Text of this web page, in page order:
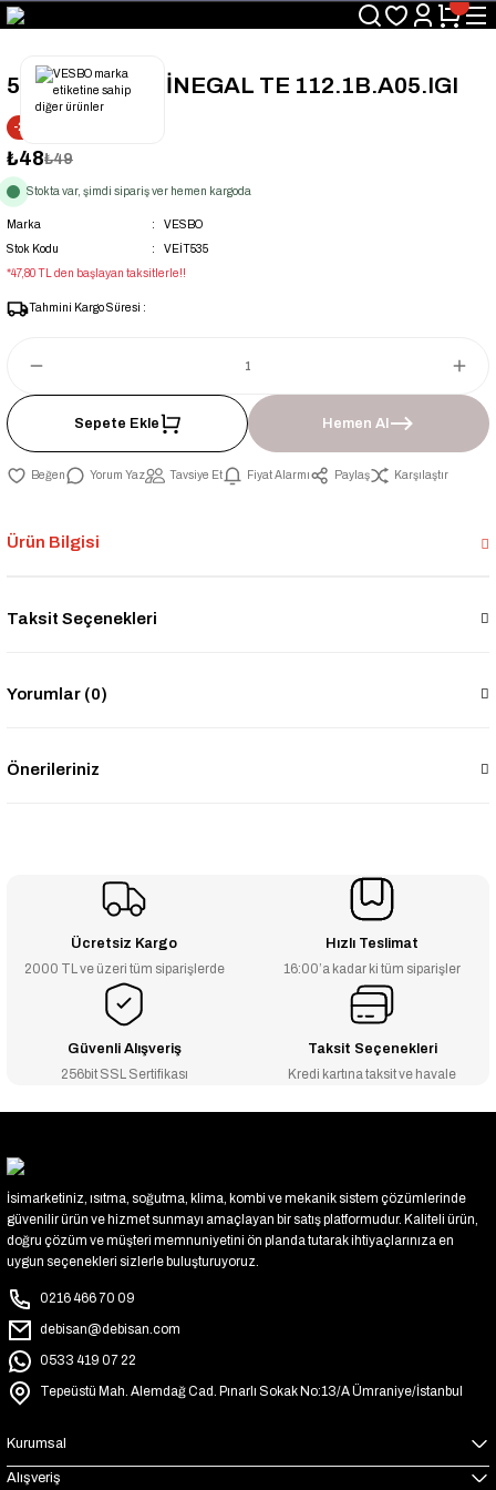
Üyelerimize Özel "uye2026" Koduyla Sepette Ekstra %3 İndirim
KAZAN-KASKAD İÇİN TEK ADRES
50x32x50 mm. İNEGAL TE 112.1B.A05.IGI
-2% İNDİRİM
₺48₺49
Stokta var, şimdi sipariş ver hemen kargoda
Marka
VESBO
Stok Kodu
VEİT535
*47,80 TL den başlayan taksitlerle!!
Tahmini Kargo Süresi :
Sepete Ekle Hemen Al
Yorum Yaz Tavsiye Et Fiyat Alarmı Paylaş Karşılaştır
Ürün Bilgisi
Taksit Seçenekleri
Yorumlar (0)
Önerileriniz
Ücretsiz Kargo
2000 TL ve üzeri tüm siparişlerde
Hızlı Teslimat
16:00’a kadar ki tüm siparişler
Güvenli Alışveriş
256bit SSL Sertifikası
Taksit Seçenekleri
Kredi kartına taksit ve havale
İsimarketiniz, ısıtma, soğutma, klima, kombi ve mekanik sistem çözümlerinde
güvenilir ürün ve hizmet sunmayı amaçlayan bir satış platformudur. Kaliteli ürün,
doğru çözüm ve müşteri memnuniyetini ön planda tutarak ihtiyaçlarınıza en
uygun seçenekleri sizlerle buluşturuyoruz.
0216 466 70 09
debisan@debisan.com
0533 419 07 22
Tepeüstü Mah. Alemdağ Cad. Pınarlı Sokak No:13/A Ümraniye/İstanbul
Kurumsal
Alışveriş